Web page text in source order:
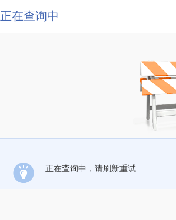
正在查询中
正在查询中，请刷新重试